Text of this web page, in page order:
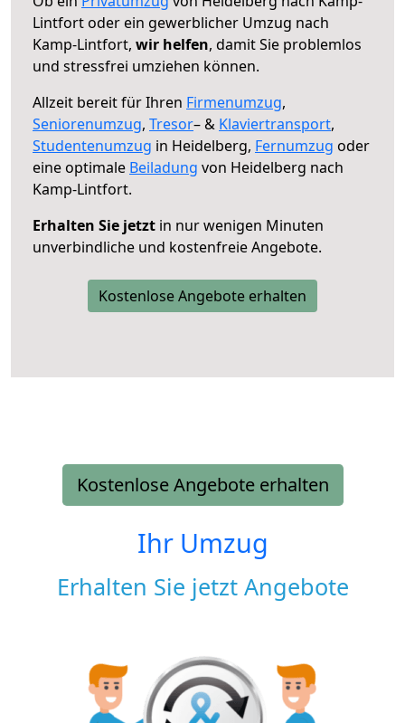
Lintfort oder ein gewerblicher Umzug nach
Kamp-Lintfort, wir helfen, damit Sie problemlos
und stressfrei umziehen können.
Allzeit bereit für Ihren Firmenumzug,
Seniorenumzug, Tresor– & Klaviertransport,
Studentenumzug in Heidelberg, Fernumzug oder
eine optimale Beiladung von Heidelberg nach
Kamp-Lintfort.
Erhalten Sie jetzt in nur wenigen Minuten
unverbindliche und kostenfreie Angebote.
Kostenlose Angebote erhalten
Kostenlose Angebote erhalten
Ihr Umzug
Erhalten Sie jetzt Angebote